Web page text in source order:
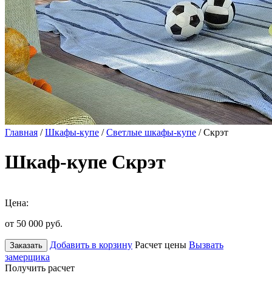
Главная /Шкафы-купе /Светлые шкафы-купе / Скрэт
Шкаф-купе Скрэт
Цена:
от 50 000 руб.
Заказать Добавить в корзину Расчет цены Вызвать
замерщика
Получить расчет